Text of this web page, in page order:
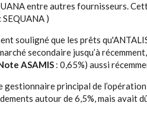
entre autres fournisseurs.
SEQUANA )
souligné que les prêts
secondaire jusqu’à
ASAMIS : 0,65%) aussi
principal de l’opération,
autour de 6,5%, mais avait